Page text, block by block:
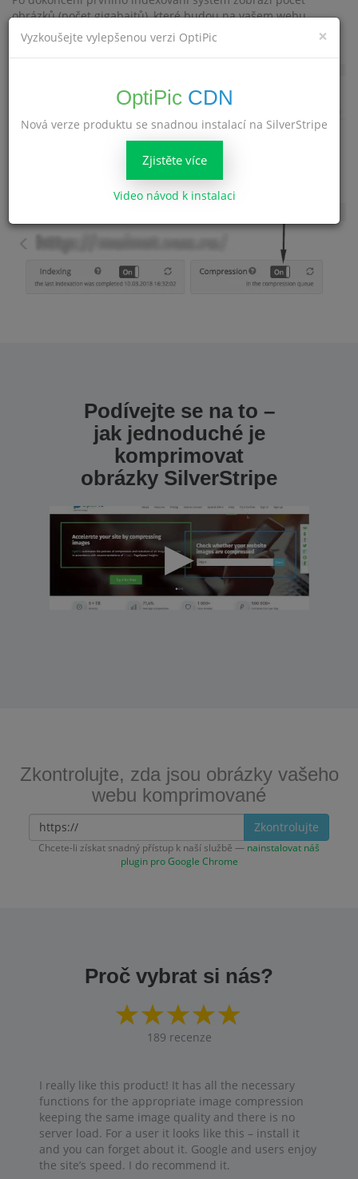
obrázků (počet gigabajtů), které budou na vašem webu
nalezeny. Můžete to udělat na kartě Index komprese a
Nyní, když máte na svém webu počet obrázků –
Podívejte se na to –
jak jednoduché je
komprimovat
obrázky SilverStripe
Zkontrolujte, zda jsou obrázky vašeho
webu komprimované
Zkontrolujte
Chcete-li získat snadný přístup k naší službě — nainstalovat náš
plugin pro Google Chrome
Proč vybrat si nás?
189 recenze
I really like this product! It has all the necessary
functions for the appropriate image compression
keeping the same image quality and there is no
server load. For a user it looks like this – install it
and you can forget about it. Google and users enjoy
the site’s speed. I do recommend it.
×
Vyzkoušejte vylepšenou verzi OptiPic
OptiPic CDN
Nová verze produktu se snadnou instalací na SilverStripe
Zjistěte více
Video návod k instalaci